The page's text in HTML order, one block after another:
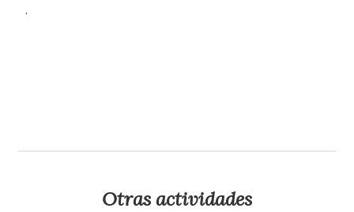
.
Otras actividades